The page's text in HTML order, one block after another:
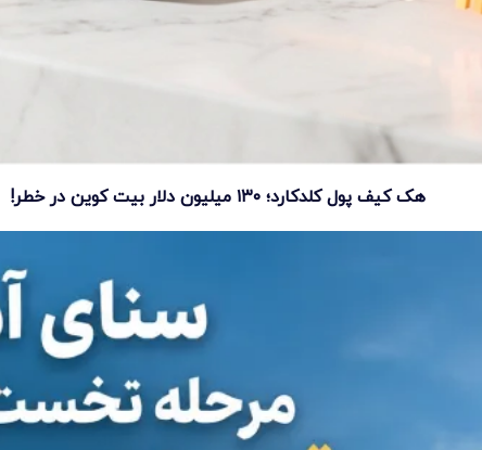
هک کیف پول کلدکارد؛ ۱۳۰ میلیون دلار بیت کوین در خطر!